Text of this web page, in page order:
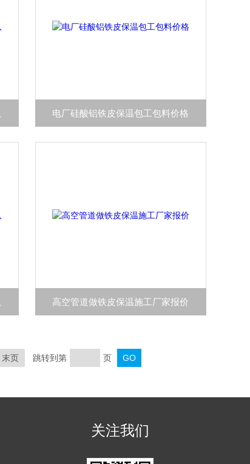
电厂硅酸铝铁皮保温包工包料价格
高空管道做铁皮保温施工厂家报价
末页 跳转到第 页
关注我们